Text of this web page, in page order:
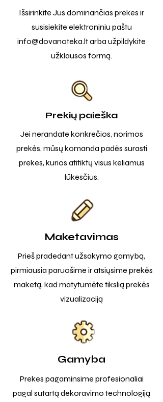
Išsirinkite Jus dominančias prekes ir
susisiekite elektroniniu paštu
info@dovanoteka.ltarba užpildykite
užklausos formą.
Prekių paieška
Jei nerandate konkrečios, norimos
prekės, mūsų komanda padės surasti
prekes, kurios atitiktų visus keliamus
lūkesčius.
Maketavimas
Prieš pradedant užsakymo gamybą,
pirmiausia paruošime ir atsiųsime prekės
maketą, kad matytumėte tikslią prekės
vizualizaciją
Gamyba
Prekes pagaminsime profesionaliai
pagal sutartą dekoravimo technologiją